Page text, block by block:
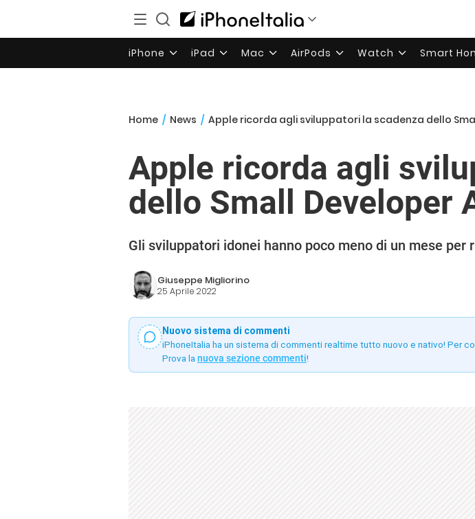
iPhone iPad Mac AirPods Watch Smart
Home / News / Apple ricorda agli sviluppatori la scadenza dello
Apple ricorda agli
dello Small Developer
Gli sviluppatori idonei hanno poco meno di un mese
Giuseppe Migliorino
25 Aprile 2022
Nuovo sistema di commenti
iPhoneItalia ha un sistema di commenti realtime tutto nuovo e nativo! Per
Prova la nuova sezione commenti!